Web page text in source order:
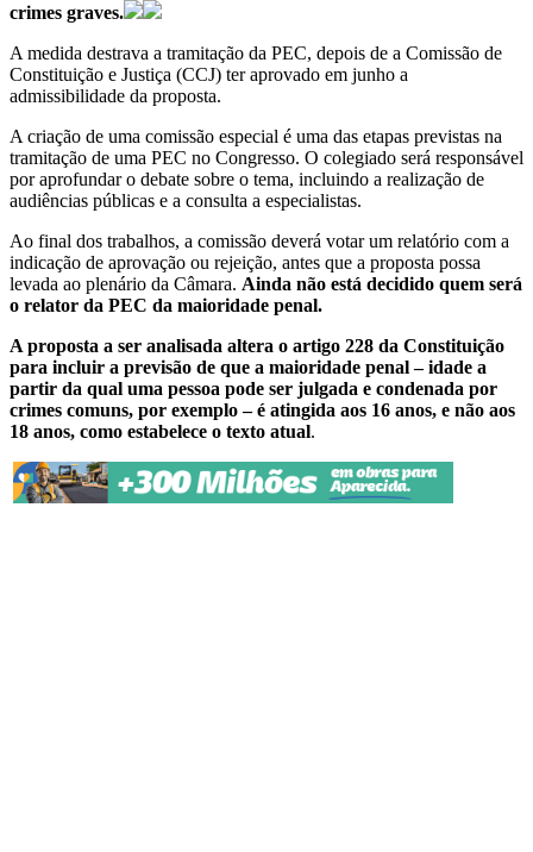
crimes graves.
A medida destrava a tramitação da PEC, depois de a Comissão de
Constituição e Justiça (CCJ) ter aprovado em junho a
admissibilidade da proposta.
A criação de uma comissão especial é uma das etapas previstas na
tramitação de uma PEC no Congresso. O colegiado será responsável
por aprofundar o debate sobre o tema, incluindo a realização de
audiências públicas e a consulta a especialistas.
Ao final dos trabalhos, a comissão deverá votar um relatório com a
indicação de aprovação ou rejeição, antes que a proposta possa
levada ao plenário da Câmara. Ainda não está decidido quem será
o relator da PEC da maioridade penal.
A proposta a ser analisada altera o artigo 228 da Constituição
para incluir a previsão de que a maioridade penal – idade a
partir da qual uma pessoa pode ser julgada e condenada por
crimes comuns, por exemplo – é atingida aos 16 anos, e não aos
18 anos, como estabelece o texto atual.